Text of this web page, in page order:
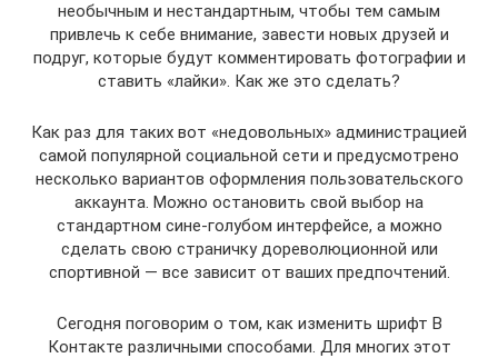
необычным и нестандартным, чтобы тем самым
привлечь к себе внимание, завести новых друзей и
подруг, которые будут комментировать фотографии и
ставить «лайки». Как же это сделать?
Как раз для таких вот «недовольных» администрацией
самой популярной социальной сети и предусмотрено
несколько вариантов оформления пользовательского
аккаунта. Можно остановить свой выбор на
стандартном сине-голубом интерфейсе, а можно
сделать свою страничку дореволюционной или
спортивной — все зависит от ваших предпочтений.
Сегодня поговорим о том, как изменить шрифт В
Контакте различными способами. Для многих этот